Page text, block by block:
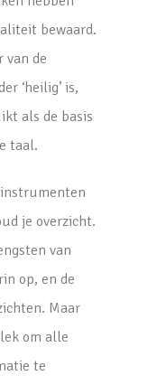
bewaard.
van de
‘heilig’ is,
als de basis
taal.
je overzicht.
van
op, en de
Maar
om alle
te